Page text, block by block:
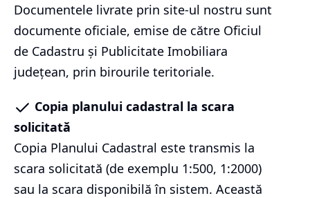
Documentele livrate prin site-ul nostru sunt
documente oficiale, emise de către Oficiul
de Cadastru și Publicitate Imobiliara
județean, prin birourile teritoriale.
Copia planului cadastral la scara
solicitată
Copia Planului Cadastral este transmis la
scara solicitată (de exemplu 1:500, 1:2000)
sau la scara disponibilă în sistem. Această